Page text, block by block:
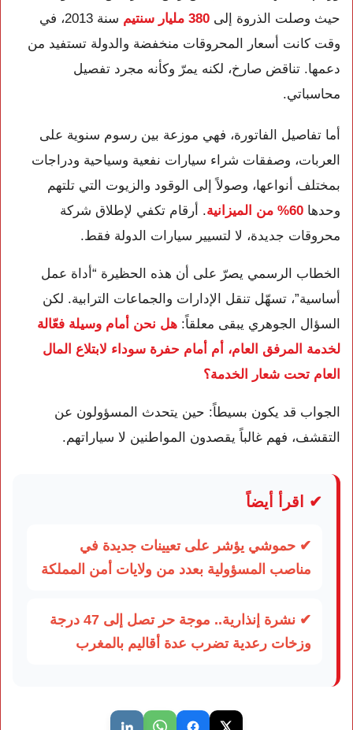
حيث وصلت الذروة إلى 380 مليار سنتيم
سنة 2013، في
وقت كانت أسعار المحروقات منخفضة والدولة تستفيد من
دعمها. تناقض صارخ، لكنه يمرّ وكأنه مجرد تفصيل
محاسباتي.
أما تفاصيل الفاتورة، فهي موزعة بين رسوم سنوية على
العربات، وصفقات شراء سيارات نفعية وسياحية ودراجات
بمختلف أنواعها، وصولاً إلى الوقود والزيوت التي تلتهم
وحدها 60% من الميزانية
. أرقام تكفي لإطلاق شركة
محروقات جديدة، لا لتسيير سيارات الدولة فقط.
الخطاب الرسمي يصرّ على أن هذه الحظيرة “أداة عمل
أساسية”، تسهّل تنقل الإدارات والجماعات الترابية. لكن
السؤال الجوهري يبقى معلقاً: هل نحن أمام وسيلة فعّالة
لخدمة المرفق العام، أم أمام حفرة سوداء لابتلاع المال
العام تحت شعار الخدمة؟
الجواب قد يكون بسيطاً: حين يتحدث المسؤولون عن
التقشف، فهم غالباً يقصدون المواطنين لا سياراتهم.
✔ اقرأ أيضاً
✔ حموشي يؤشر على تعيينات جديدة في
مناصب المسؤولية بعدد من ولايات أمن المملكة
✔ نشرة إنذارية.. موجة حر تصل إلى 47 درجة
وزخات رعدية تضرب عدة أقاليم بالمغرب